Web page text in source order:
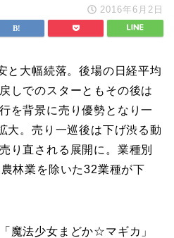
2016年6月2日
と大幅続落。後場の日経平均
しでのスターともその後は
を背景に売り優勢となり一
大。売り一巡後は下げ渋る動
り直される展開に。業種別
林業を除いた32業種が下
魔法少女まどか☆マギカ」